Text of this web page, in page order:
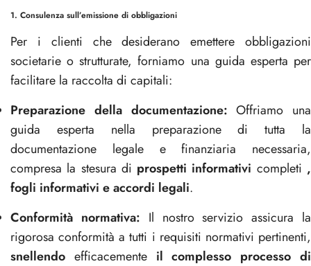
1. Consulenza sull’emissione di obbligazioni
Per i clienti che desiderano emettere obbligazioni
societarie o strutturate, forniamo una guida esperta per
facilitare la raccolta di capitali:
Preparazione della documentazione: Offriamo una
guida esperta nella preparazione di tutta la
documentazione legale e finanziaria necessaria,
compresa la stesura di prospetti informativi completi ,
fogli informativi e accordi legali.
Conformità normativa: Il nostro servizio assicura la
rigorosa conformità a tutti i requisiti normativi pertinenti,
snellendo efficacemente il complesso processo di